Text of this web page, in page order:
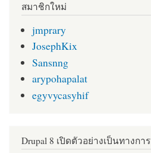
สมาชิกใหม่
jmprary
JosephKix
Sansnng
arypohapalat
egyvycasyhif
Drupal 8 เปิดตัวอย่างเป็นทางการ